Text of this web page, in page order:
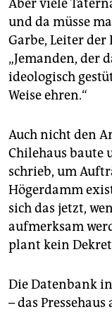
Aber viele
und da müsse
Garbe, Leiter der
„Jemanden, der
ideologisch
Weise ehren.“
Auch nicht den
Chilehaus baute
schrieb, um
Högerdamm
sich das jetzt,
aufmerksam
plant kein
Die Datenbank
– das